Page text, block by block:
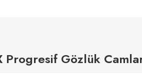
Progresif Gözlük